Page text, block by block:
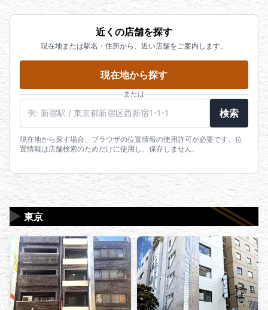
近くの店舗を探す
現在地または駅名・住所から、近い店舗をご案内します。
現在地から探す
または
検索
現在地から探す場合、ブラウザの位置情報の使用許可が必要です。位
置情報は店舗検索のためだけに使用し、保存しません。
東京
▶